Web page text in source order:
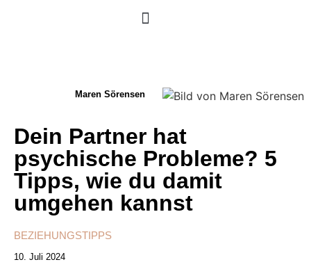
Maren Sörensen
Dein Partner hat
psychische Probleme? 5
Tipps, wie du damit
umgehen kannst
BEZIEHUNGSTIPPS
10. Juli 2024